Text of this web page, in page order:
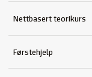
Nettbasert teorikurs
Førstehjelp